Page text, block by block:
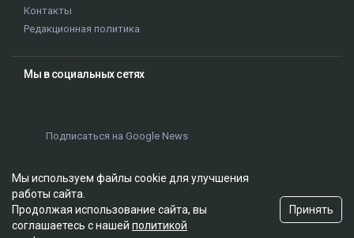
Контакты
Редакционная политика
Мы в социальных сетях
Подписаться на Google News
Мы используем файлы cookie для улучшения
работы сайта.
Продолжая использование сайта, вы
соглашаетесь с нашей политикой
Принять